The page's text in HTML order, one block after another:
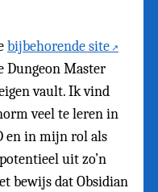
bijbehorende site
Dungeon Master
vault. Ik vind
veel te leren in
en in mijn rol als
uit zo’n
bewijs dat Obsidian